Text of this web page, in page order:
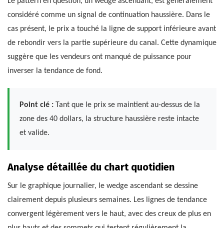
considéré comme un signal de continuation haussière. Dans le
cas présent, le prix a touché la ligne de support inférieure avant
de rebondir vers la partie supérieure du canal. Cette dynamique
suggère que les vendeurs ont manqué de puissance pour
inverser la tendance de fond.
Point clé : Tant que le prix se maintient au-dessus de la
zone des 40 dollars, la structure haussière reste intacte
et valide.
Analyse détaillée du chart quotidien
Sur le graphique journalier, le wedge ascendant se dessine
clairement depuis plusieurs semaines. Les lignes de tendance
convergent légèrement vers le haut, avec des creux de plus en